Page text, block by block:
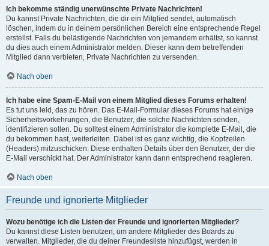
Ich bekomme ständig unerwünschte Private Nachrichten!
Du kannst Private Nachrichten, die dir ein Mitglied sendet, automatisch
löschen, indem du in deinem persönlichen Bereich eine entsprechende Regel
erstellst. Falls du belästigende Nachrichten von jemandem erhältst, so kannst
du dies auch einem Administrator melden. Dieser kann dem betreffenden
Mitglied dann verbieten, Private Nachrichten zu versenden.
Nach oben
Ich habe eine Spam-E-Mail von einem Mitglied dieses Forums erhalten!
Es tut uns leid, das zu hören. Das E-Mail-Formular dieses Forums hat einige
Sicherheitsvorkehrungen, die Benutzer, die solche Nachrichten senden,
identifizieren sollen. Du solltest einem Administrator die komplette E-Mail, die
du bekommen hast, weiterleiten. Dabei ist es ganz wichtig, die Kopfzeilen
(Headers) mitzuschicken. Diese enthalten Details über den Benutzer, der die
E-Mail verschickt hat. Der Administrator kann dann entsprechend reagieren.
Nach oben
Freunde und ignorierte Mitglieder
Wozu benötige ich die Listen der Freunde und ignorierten Mitglieder?
Du kannst diese Listen benutzen, um andere Mitglieder des Boards zu
verwalten. Mitglieder, die du deiner Freundesliste hinzufügst, werden in